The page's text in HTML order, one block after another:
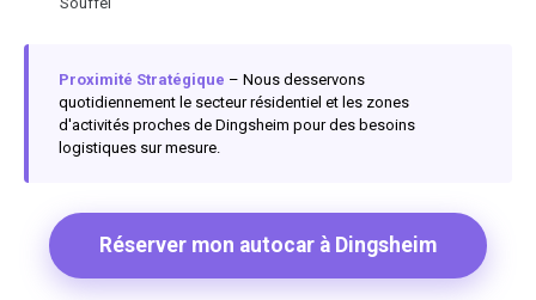
Proximité Stratégique – Nous desservons
quotidiennement le secteur résidentiel et les zones
d'activités proches de Dingsheim pour des besoins
logistiques sur mesure.
Réserver mon autocar à Dingsheim